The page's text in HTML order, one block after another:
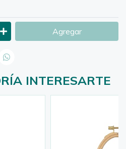
Agregar
INTERESARTE